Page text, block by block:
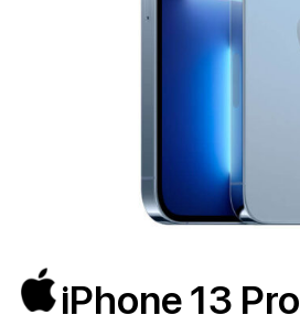
iPhone 13 Pro